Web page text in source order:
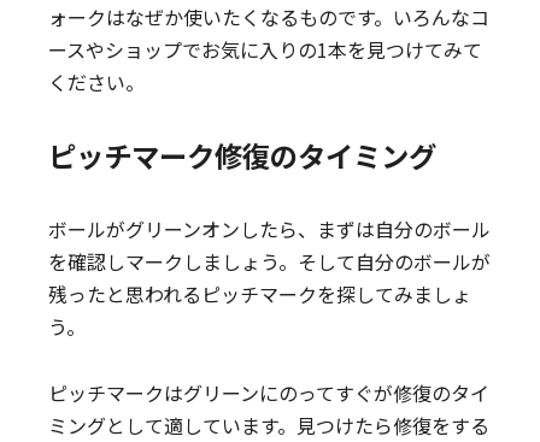
ォークはなぜか使いたくなるものです。いろんなコ
ースやショップでお気に入りの1本を見つけてみて
ください。
ピッチマーク修復のタイミング
ボールがグリーンオンしたら、まずは自分のボール
を確認しマークしましょう。そして自分のボールが
残ったと思われるピッチマークを探してみましょ
う。
ピッチマークはグリーンにのってすぐが修復のタイ
ミングとして適しています。見つけたら修復をする